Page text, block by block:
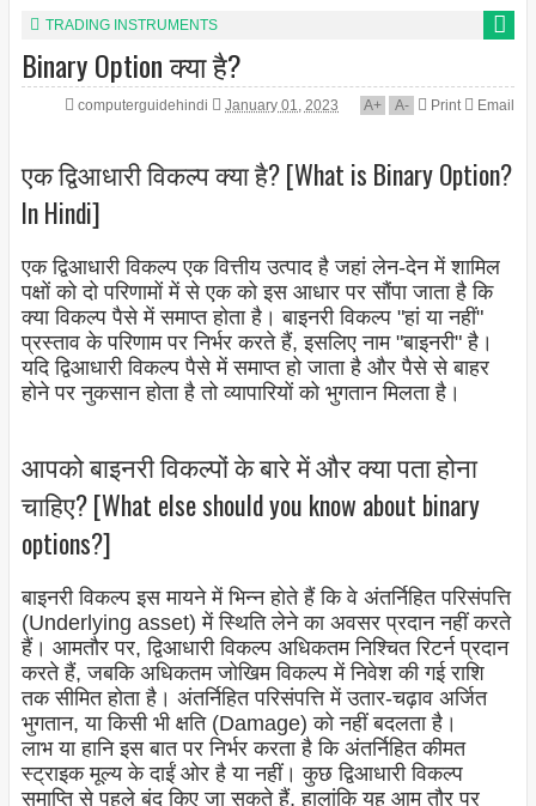
TRADING INSTRUMENTS
Binary Option क्या है?
computerguidehindi January 01, 2023 A+ A- Print Email
एक द्विआधारी विकल्प क्या है? [What is Binary Option?
In Hindi]
एक द्विआधारी विकल्प एक वित्तीय उत्पाद है जहां लेन-देन में शामिल
पक्षों को दो परिणामों में से एक को इस आधार पर सौंपा जाता है कि
क्या विकल्प पैसे में समाप्त होता है। बाइनरी विकल्प "हां या नहीं"
प्रस्ताव के परिणाम पर निर्भर करते हैं, इसलिए नाम "बाइनरी" है।
यदि द्विआधारी विकल्प पैसे में समाप्त हो जाता है और पैसे से बाहर
होने पर नुकसान होता है तो व्यापारियों को भुगतान मिलता है।
आपको बाइनरी विकल्पों के बारे में और क्या पता होना
चाहिए? [What else should you know about binary
options?]
बाइनरी विकल्प इस मायने में भिन्न होते हैं कि वे अंतर्निहित परिसंपत्ति
(Underlying asset) में स्थिति लेने का अवसर प्रदान नहीं करते
हैं। आमतौर पर, द्विआधारी विकल्प अधिकतम निश्चित रिटर्न प्रदान
करते हैं, जबकि अधिकतम जोखिम विकल्प में निवेश की गई राशि
तक सीमित होता है। अंतर्निहित परिसंपत्ति में उतार-चढ़ाव अर्जित
भुगतान, या किसी भी क्षति (Damage) को नहीं बदलता है।
लाभ या हानि इस बात पर निर्भर करता है कि अंतर्निहित कीमत
स्ट्राइक मूल्य के दाईं ओर है या नहीं। कुछ द्विआधारी विकल्प
समाप्ति से पहले बंद किए जा सकते हैं, हालांकि यह आम तौर पर